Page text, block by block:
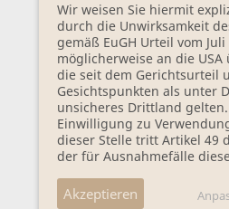
Anfahrt
Kontakt
PRESSE
Wir weisen Sie hiermit
durch die Unwirksamkeit
gemäß EuGH Urteil vom
möglicherweise an die
die seit dem Gerichtsurteil
Gesichtspunkten als unter
unsicheres Drittland
Einwilligung zu
dieser Stelle tritt Artikel 49
der für Ausnahmefälle
Akzeptieren